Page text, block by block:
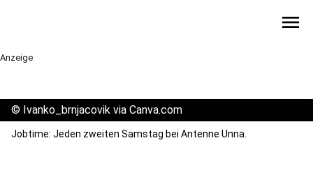
menu
Anzeige
© Ivanko_brnjacovik via Canva.com
Jobtime: Jeden zweiten Samstag bei Antenne Unna.